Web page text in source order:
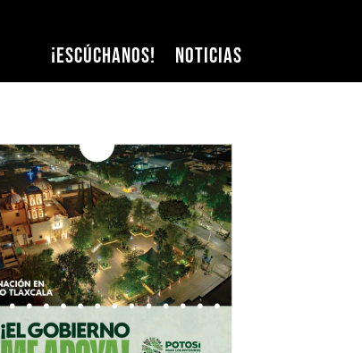
¡Escúchanos! Noticias